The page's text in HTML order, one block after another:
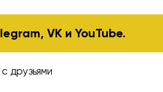
,VK иYouTube.
друзьями